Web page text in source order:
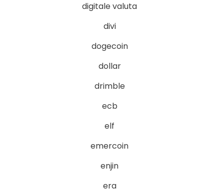
digitale valuta
divi
dogecoin
dollar
drimble
ecb
elf
emercoin
enjin
era